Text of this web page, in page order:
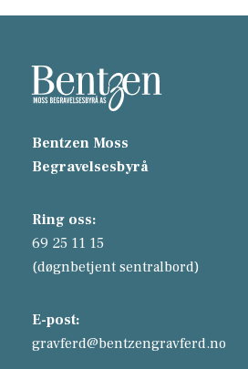
Bentzen Moss
Begravelsesbyrå
Ring oss:
69 25 11 15
(døgnbetjent sentralbord)
E-post:
gravferd@bentzengravferd.no